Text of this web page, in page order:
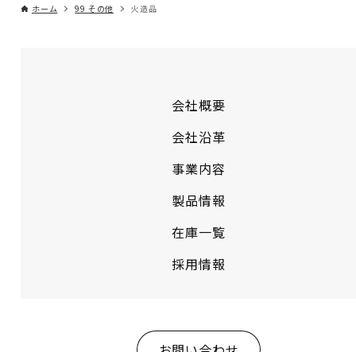
ホーム 99 その他 火造品
会社概要
会社沿革
事業内容
製品情報
在庫一覧
採用情報